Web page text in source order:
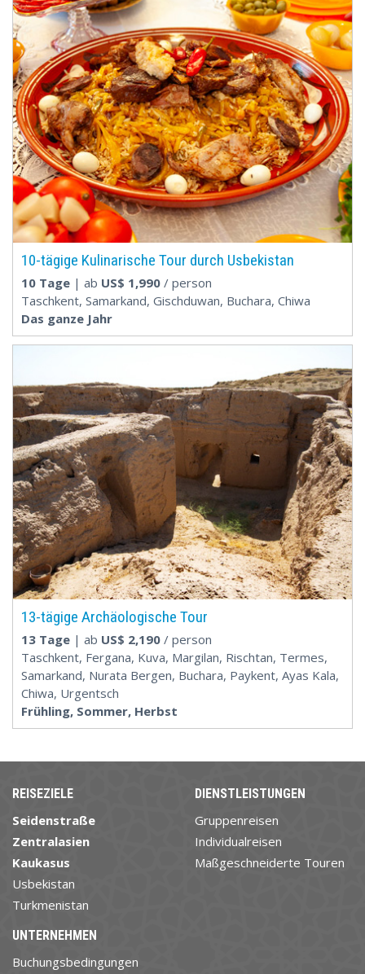
10-tägige Kulinarische Tour durch Usbekistan
10 Tage | ab US$ 1,990 / person
Taschkent, Samarkand, Gischduwan, Buchara, Chiwa
Das ganze Jahr
13-tägige Archäologische Tour
13 Tage | ab US$ 2,190 / person
Taschkent, Fergana, Kuva, Margilan, Rischtan, Termes,
Samarkand, Nurata Bergen, Buchara, Paykent, Ayas Kala,
Chiwa, Urgentsch
Frühling, Sommer, Herbst
REISEZIELE
Seidenstraße
Zentralasien
Kaukasus
Usbekistan
Turkmenistan
DIENSTLEISTUNGEN
Gruppenreisen
Individualreisen
Maßgeschneiderte Touren
UNTERNEHMEN
Buchungsbedingungen